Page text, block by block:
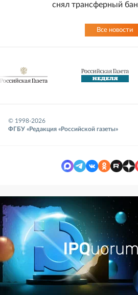
снял трансферный бан
Все новости
© 1998-2026
ФГБУ «Редакция «Российской газеты»